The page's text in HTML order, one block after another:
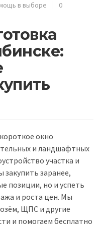
в выборе
0
окно
и ландшафтных
участка и
закупить заранее,
позиции, но и успеть
и роста цен. Мы
ЩПС и другие
и помогаем бесплатно